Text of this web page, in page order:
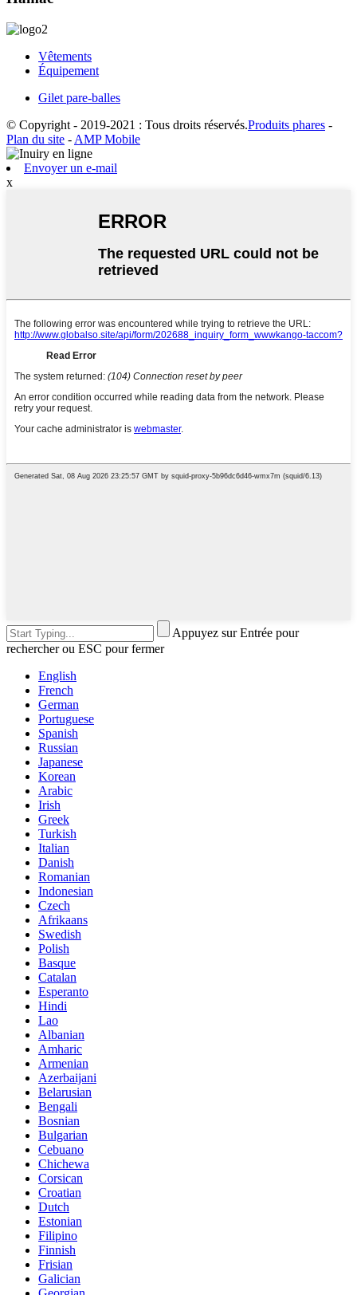
Vêtements
Équipement
Gilet pare-balles
© Copyright - 2019-2021 : Tous droits réservés.Produits phares -
Plan du site - AMP Mobile
Envoyer un e-mail
x
Appuyez sur Entrée pour
rechercher ou ESC pour fermer
English
French
German
Portuguese
Spanish
Russian
Japanese
Korean
Arabic
Irish
Greek
Turkish
Italian
Danish
Romanian
Indonesian
Czech
Afrikaans
Swedish
Polish
Basque
Catalan
Esperanto
Hindi
Lao
Albanian
Amharic
Armenian
Azerbaijani
Belarusian
Bengali
Bosnian
Bulgarian
Cebuano
Chichewa
Corsican
Croatian
Dutch
Estonian
Filipino
Finnish
Frisian
Galician